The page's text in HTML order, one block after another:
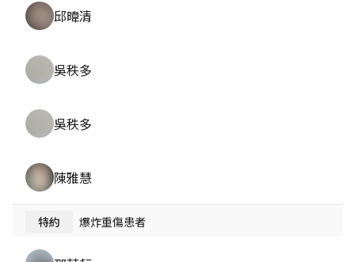
邱暐清
吳秩多
吳秩多
陳雅慧
特約 爆炸重傷患者